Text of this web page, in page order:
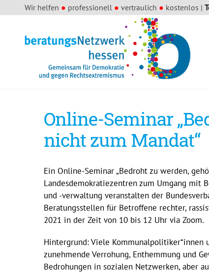
Wir helfen ● professionell ● vertraulich ● kostenlos |
Online-Seminar
nicht zum Mandat“
Ein Online-Seminar „Bedroht zu werden,
Landesdemokratiezentren zum Umgang mit
und -verwaltung veranstalten der
Beratungsstellen für Betroffene rechter,
2021 in der Zeit von 10 bis 12 Uhr via Zoom.
Hintergrund: Viele
zunehmende Verrohung, Enthemmung und
Bedrohungen in sozialen Netzwerken, aber